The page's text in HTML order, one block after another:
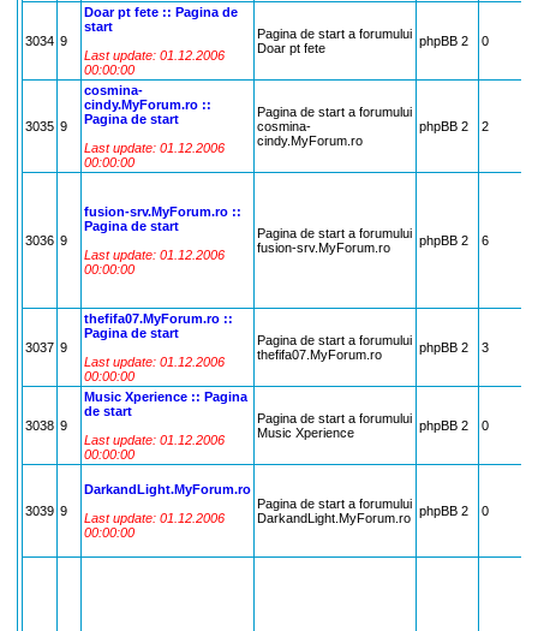
3034 9
Doar pt fete :: Pagina de
start
Last update: 01.12.2006
00:00:00
Pagina de start a forumului
Doar pt fete
phpBB 2 0
3035 9
cosmina-
cindy.MyForum.ro ::
Pagina de start
Last update: 01.12.2006
00:00:00
Pagina de start a forumului
cosmina-
cindy.MyForum.ro
phpBB 2 2
3036 9
fusion-srv.MyForum.ro ::
Pagina de start
Last update: 01.12.2006
00:00:00
Pagina de start a forumului
fusion-srv.MyForum.ro
phpBB 2 6
3037 9
thefifa07.MyForum.ro ::
Pagina de start
Last update: 01.12.2006
00:00:00
Pagina de start a forumului
thefifa07.MyForum.ro
phpBB 2 3
3038 9
Music Xperience :: Pagina
de start
Last update: 01.12.2006
00:00:00
Pagina de start a forumului
Music Xperience
phpBB 2 0
3039 9
DarkandLight.MyForum.ro
Last update: 01.12.2006
00:00:00
Pagina de start a forumului
DarkandLight.MyForum.ro
phpBB 2 0